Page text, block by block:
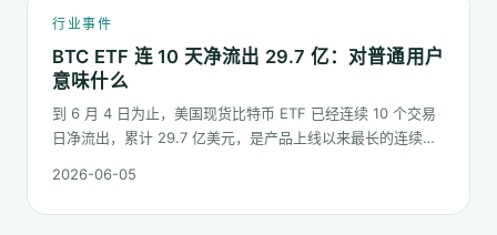
行业事件
BTC ETF 连 10 天净流出 29.7 亿：对普通用户
意味什么
到 6 月 4 日为止，美国现货比特币 ETF 已经连续 10 个交易
日净流出，累计 29.7 亿美元，是产品上线以来最长的连续流
2026-06-05